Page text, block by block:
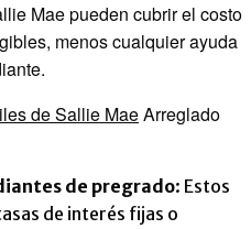
Mae pueden cubrir el costo
menos cualquier ayuda
de Sallie MaeArreglado
de pregrado: Estos
de interés fijas o